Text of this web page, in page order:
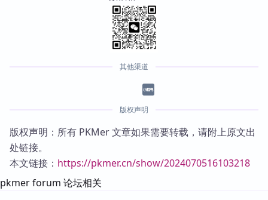
其他渠道
版权声明
版权声明：所有 PKMer 文章如果需要转载，请附上原文出
处链接。
本文链接： https://pkmer.cn/show/2024070516103218
pkmer forum 论坛相关